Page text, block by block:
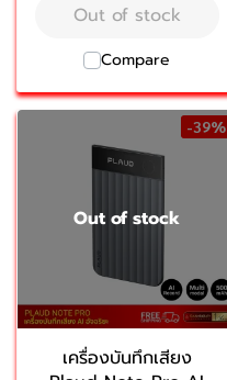
Out of stock
Compare
-39%
Out of stock
เครื่องบันทึกเสียง